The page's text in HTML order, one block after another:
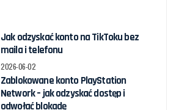
Jak odzyskać konto na TikToku bez
maila i telefonu
2026-06-02
Zablokowane konto PlayStation
Network – jak odzyskać dostęp i
odwołać blokadę